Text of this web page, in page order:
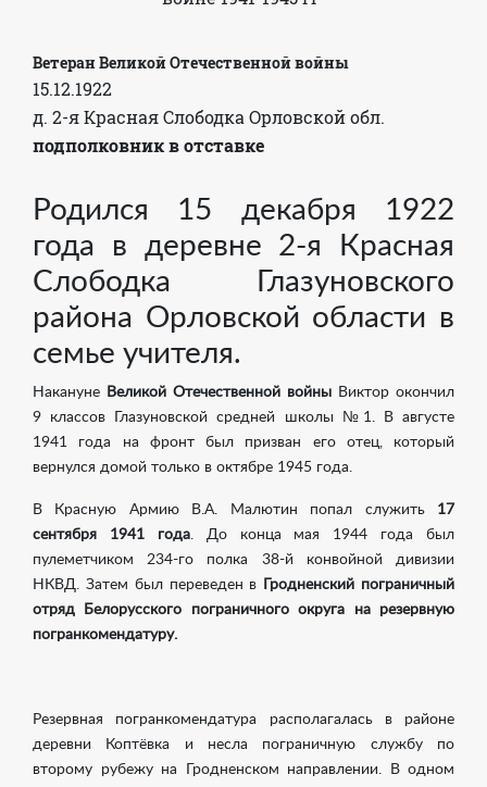
Ветеран Великой Отечественной войны
15.12.1922
д. 2-я Красная Слободка Орловской обл.
подполковник в отставке
Родился 15 декабря 1922
года в деревне 2-я Красная
Слободка Глазуновского
района Орловской области в
семье учителя.
Накануне Великой Отечественной войны Виктор окончил
9 классов Глазуновской средней школы №1. В августе
1941 года на фронт был призван его отец, который
вернулся домой только в октябре 1945 года.
В Красную Армию В.А. Малютин попал служить17
сентября 1941 года. До конца мая 1944 года был
пулеметчиком 234-го полка 38-й конвойной дивизии
НКВД. Затем был переведен в
Гродненский пограничный
отряд Белорусского пограничного округа на резервную
погранкомендатуру.
Резервная погранкомендатура располагалась в районе
деревни Коптёвка и несла пограничную службу по
второму рубежу на Гродненском направлении. В одном